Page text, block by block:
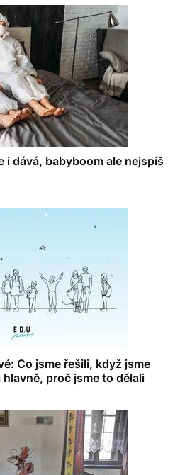
i dává, babyboom ale nejspíš
Co jsme řešili, když jsme
proč jsme to dělali